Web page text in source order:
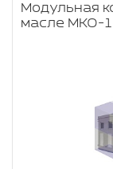
Модульная
масле МКО-1